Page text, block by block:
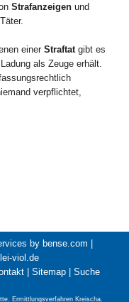
Strafanzeigen und
einer Straftat gibt es
als Zeuge erhält.
verpflichtet,
by bense.com |
viol.de
| Sitemap| Suche
, Ermittlungsverfahren Kreischa,